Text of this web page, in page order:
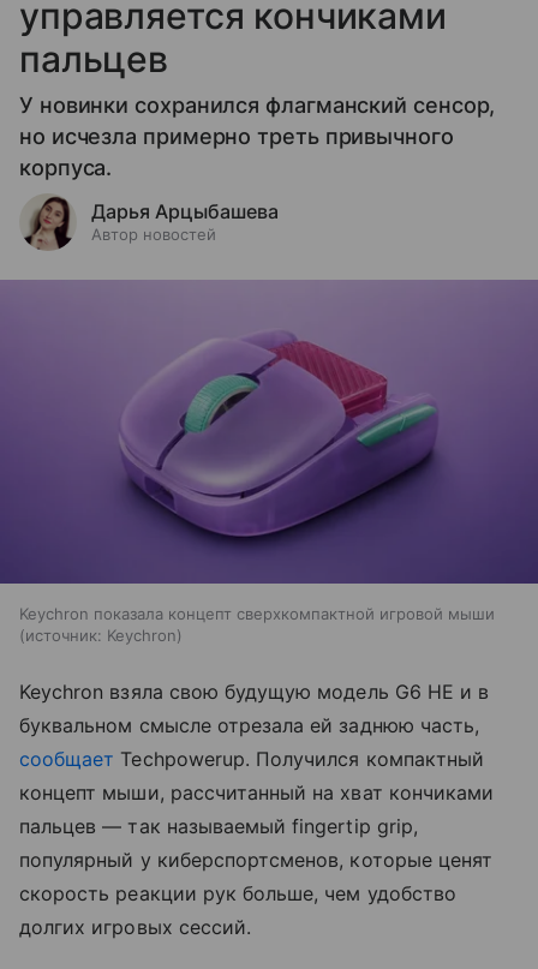
управляется кончиками
пальцев
У новинки сохранился флагманский сенсор,
но исчезла примерно треть привычного
корпуса.
Дарья Арцыбашева
Автор новостей
Keychron показала концепт сверхкомпактной игровой мыши
источник: Keychron
Keychron взяла свою будущую модель G6 HE и в
буквальном смысле отрезала ей заднюю часть,
сообщает Techpowerup. Получился компактный
концепт мыши, рассчитанный на хват кончиками
пальцев — так называемый fingertip grip,
популярный у киберспортсменов, которые ценят
скорость реакции рук больше, чем удобство
долгих игровых сессий.